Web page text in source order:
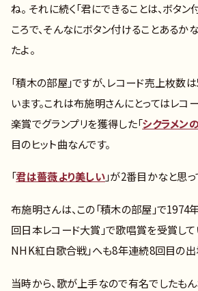
ね。 それに続く「君にできることは、ボタン
ころで、そんなにボタン付けることあるか
たよ。
「積木の部屋」ですが、レコード売上枚数
います。これは布施明さんにとってはレ
楽賞でグランプリを獲得した「シクラメン
目のヒット曲なんです。
「君は薔薇より美しい」が2番目かなと思っ
布施明さんは、この「積木の部屋」で1974
回日本レコード大賞」で歌唱賞を受賞して
NHK紅白歌合戦」へも8年連続8回目の出
当時から、歌が上手なので有名でしたもん